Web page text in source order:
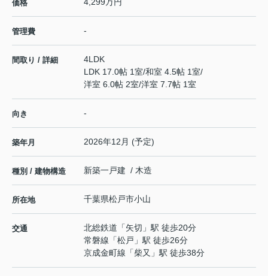
価格
管理費 -
間取り / 詳細
4LDK
LDK 17.0帖 1室/和室 4.5帖 1室/
洋室 6.0帖 2室/洋室 7.7帖 1室
向き -
築年月 2026年12月 (予定)
種別 / 建物構造 新築一戸建 / 木造
所在地 千葉県松戸市小山
交通 北総鉄道 「矢切 」駅 徒歩20分
常磐線 「松戸 」駅 徒歩26分
京成金町線 「柴又 」駅 徒歩38分